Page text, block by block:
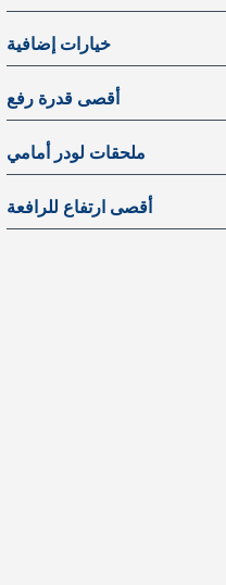
خيارات إضافية
أقصى قدرة رفع
ملحقات لودر أمامي
أقصى ارتفاع للرافعة